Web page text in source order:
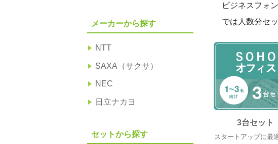
ビジネスフォ
では人数分セ
3台セット
スタートアップに最
メーカーから探す
NTT
SAXA（サクサ）
NEC
日立ナカヨ
セットから探す